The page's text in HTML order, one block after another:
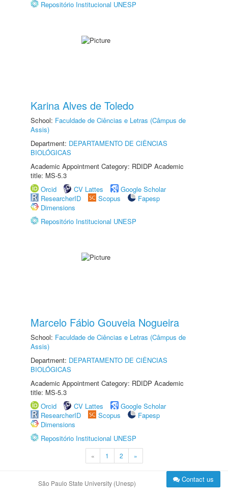
Repositório Institucional UNESP
Karina Alves de Toledo
School: Faculdade de Ciências e Letras (Câmpus de
Assis)
Department: DEPARTAMENTO DE CIÊNCIAS
BIOLÓGICAS
Academic Appointment Category: RDIDP Academic
title: MS-5.3
Orcid
CV Lattes
Google Scholar
ResearcherID
Scopus
Fapesp
Dimensions
Repositório Institucional UNESP
Marcelo Fábio Gouveia Nogueira
School: Faculdade de Ciências e Letras (Câmpus de
Assis)
Department: DEPARTAMENTO DE CIÊNCIAS
BIOLÓGICAS
Academic Appointment Category: RDIDP Academic
title: MS-5.3
Orcid
CV Lattes
Google Scholar
ResearcherID
Scopus
Fapesp
Dimensions
Repositório Institucional UNESP
« 1 2 »
São Paulo State University (Unesp) Contact us